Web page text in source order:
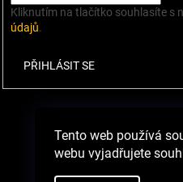
Tento web používá
webu vyjadřujete
Kliknutím na tlačítko souhlasíte s
údajů.
PŘIHLÁSIT SE
Zboží.cz